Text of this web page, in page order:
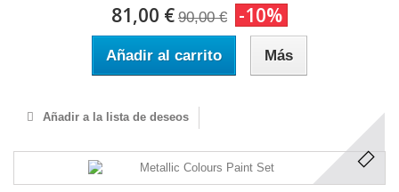
81,00 € 90,00 € -10%
Añadir al carrito Más
Añadir a la lista de deseos